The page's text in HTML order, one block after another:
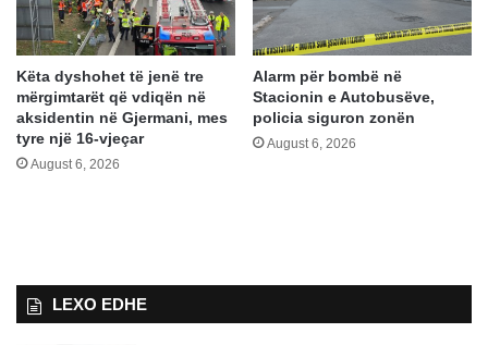
Këta dyshohet të jenë tre
mërgimtarët që vdiqën në
aksidentin në Gjermani, mes
tyre një 16-vjeçar
August 6, 2026
Alarm për bombë në
Stacionin e Autobusëve,
policia siguron zonën
August 6, 2026
LEXO EDHE